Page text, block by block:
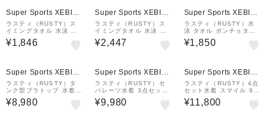
Super Sports XEBIO
&mall店
ラスティ（RUSTY）ス
イミングタオル 水泳 タ
オル お着替え ポンチョ
タオル ピンク 95cm丈 9
¥1,846
Super Sports XEBIO
&mall店
ラスティ（RUSTY）ス
イミングタオル 水泳 タ
オル お着替え ポンチョ
タオル 青 95cm丈 9649
¥2,447
Super Sports XEBIO
&mall店
ラスティ（RUSTY）水
泳 タオル ポンチョタオ
ル 964955GRN
¥1,850
Super Sports XEBIO
&mall店
ラスティ（RUSTY）タ
ンク型ブラトップ 水着4
点セット 925802NV
¥8,980
Super Sports XEBIO
&mall店
ラスティ（RUSTY）セ
パレーツ水着 3点セット
925801WT
¥9,980
Super Sports XEBIO
&mall店
ラスティ（RUSTY）4点
セット水着 スマイル 92
3810BEG
¥11,800